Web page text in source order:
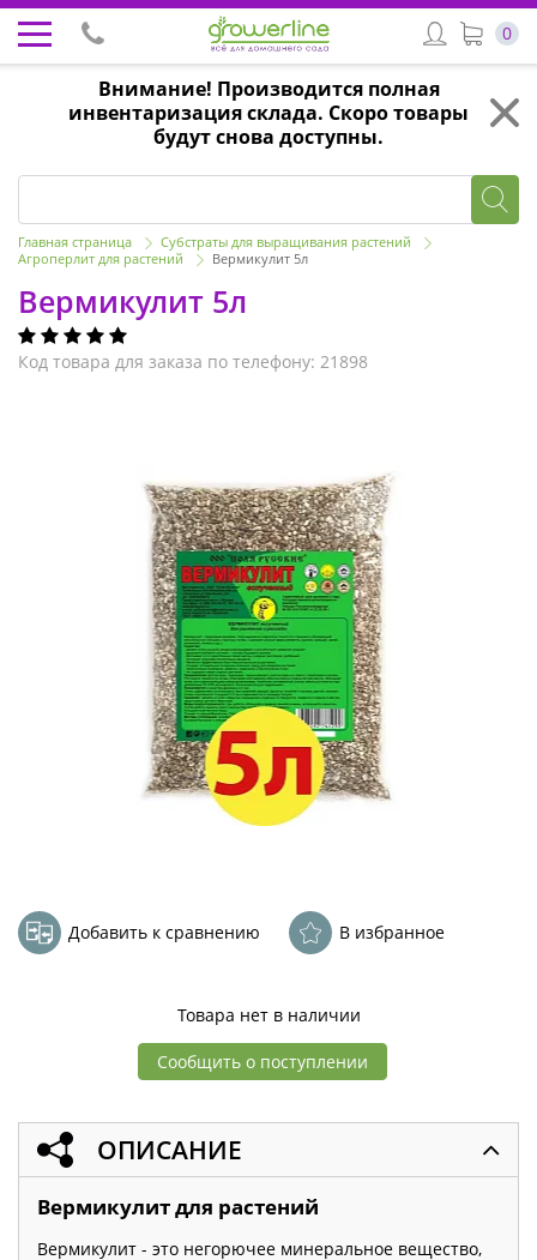
Внимание! Производится полная
инвентаризация склада. Скоро товары
будут снова доступны.
0
Главная страница
Субстраты для выращивания растений
Агроперлит для растений
Вермикулит 5л
Вермикулит 5л
Код товара для заказа по телефону: 21898
Добавить к сравнению В избранное
Товара нет в наличии
Сообщить о поступлении
ОПИСАНИЕ
Вермикулит для растений
Вермикулит - это негорючее минеральное вещество,